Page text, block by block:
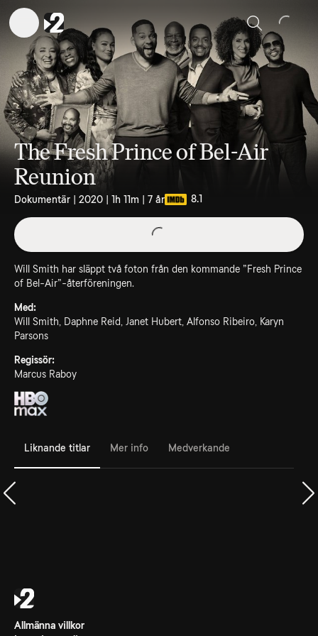
Sök
The Fresh Prince of Bel-Air
Reunion
Dokumentär | 2020 | 1h 11m | 7 år 8.1
Will Smith har släppt två foton från den kommande ”Fresh Prince
of Bel-Air”-återföreningen.
Med:
Will Smith, Daphne Reid, Janet Hubert, Alfonso Ribeiro, Karyn
Parsons
Regissör:
Marcus Raboy
Liknande titlar Mer info Medverkande
Allmänna villkor